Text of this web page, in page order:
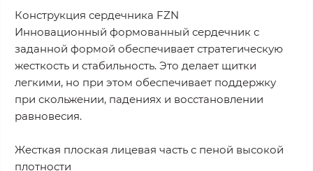
Конструкция сердечника FZN
Инновационный формованный сердечник с
заданной формой обеспечивает стратегическую
жесткость и стабильность. Это делает щитки
легкими, но при этом обеспечивает поддержку
при скольжении, падениях и восстановлении
равновесия.
Жесткая плоская лицевая часть с пеной высокой
плотности